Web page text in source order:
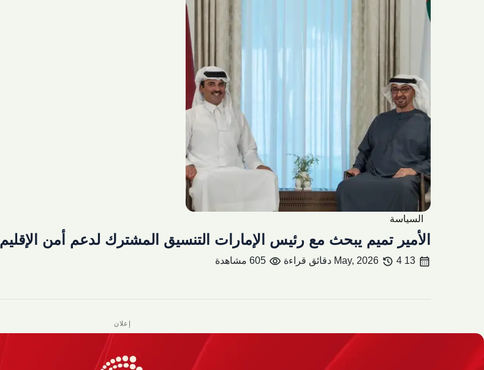
السياسة
الأمير تميم يبحث مع رئيس الإمارات التنسيق المشترك لدعم أمن الإقليم
calendar_month
13 May, 2026
history 4 دقائق قراءة visibility 605 مشاهدة
إعلان